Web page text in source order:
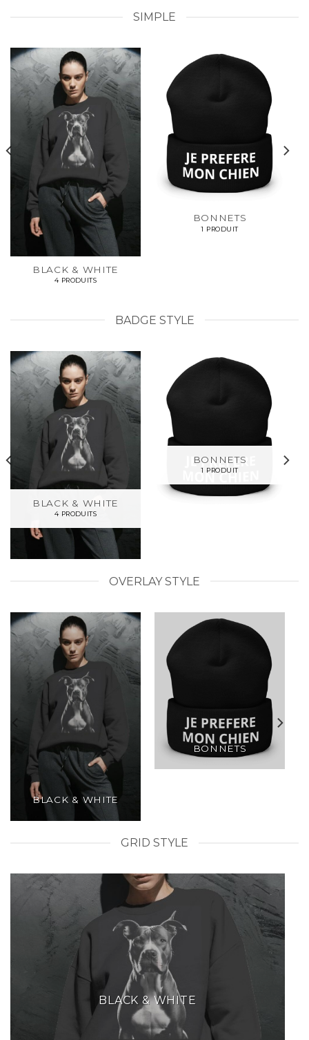
SIMPLE
BLACK & WHITE
4 PRODUITS
BONNETS
1 PRODUIT
BADGE STYLE
BLACK & WHITE
4 PRODUITS
BONNETS
1 PRODUIT
OVERLAY STYLE
BLACK & WHITE
BONNETS
GRID STYLE
BLACK & WHITE